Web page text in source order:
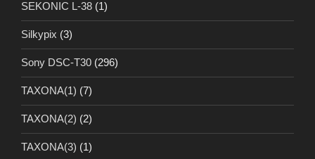
SEKONIC L-38 (1)
Silkypix (3)
Sony DSC-T30 (296)
TAXONA(1) (7)
TAXONA(2) (2)
TAXONA(3) (1)